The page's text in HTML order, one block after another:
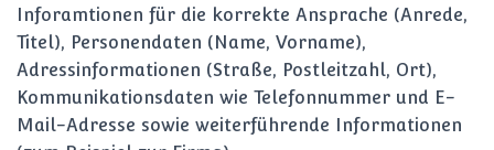
Inforamtionen für die korrekte Ansprache (Anrede,
Titel), Personendaten (Name, Vorname),
Adressinformationen (Straße, Postleitzahl, Ort),
Kommunikationsdaten wie Telefonnummer und E-
Mail-Adresse sowie weiterführende Informationen